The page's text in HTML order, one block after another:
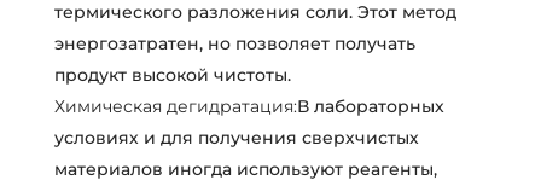
термического разложения соли. Этот метод
энергозатратен, но позволяет получать
продукт высокой чистоты.
Химическая дегидратация:В лабораторных
условиях и для получения сверхчистых
материалов иногда используют реагенты,